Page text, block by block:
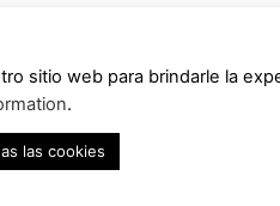
sitio web para brindarle la
.
las cookies